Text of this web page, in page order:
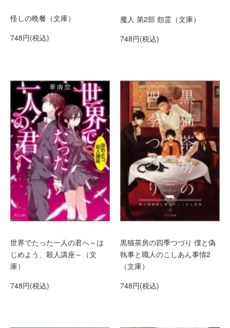
怪しの晩餐（文庫）
748円(税込)
魔人 第2部 怨霊（文庫）
748円(税込)
世界でたった一人の君へ～は
じめよう、殺人講座～（文
庫）
748円(税込)
黒猫茶房の四季つづり 僕と偽
執事と職人のこしあん事情2
（文庫）
748円(税込)